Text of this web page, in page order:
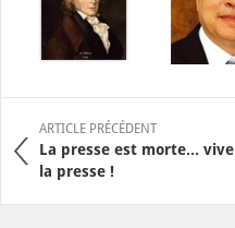
ARTICLE PRÉCÉDENT
La presse est morte… vive
la presse !